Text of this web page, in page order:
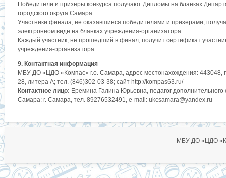
Победители и призеры конкурса получают Дипломы на бланках
городского округа Самара.
Участники финала, не оказавшиеся победителями и призерами,
электронном виде на бланках учреждения-организатора.
Каждый участник, не прошедший в финал, получит сертификат
учреждения-организатора.
9. Контактная информация
МБУ ДО «ЦДО «Компас» г.о. Самара, адрес местонахождения: 443048,
28, литера А; тел. (846)302-03-38; сайт http://kompas63.ru/
Контактное лицо: Еремина Галина Юрьевна, педагог
Самара: г. Самара, тел. 89276532491, e-mail: ukcsamara@yandex.ru
МБУ ДО «ЦДО